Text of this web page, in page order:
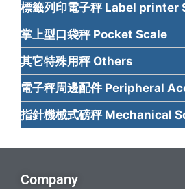
標籤列印電子秤 Label printer
掌上型口袋秤 Pocket Scale
其它特殊用秤 Others
電子秤周邊配件 Peripheral
指針機械式磅秤 Mechanical
Company